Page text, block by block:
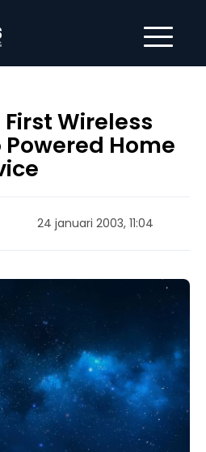
First Wireless
Home
24 januari 2003, 11:04